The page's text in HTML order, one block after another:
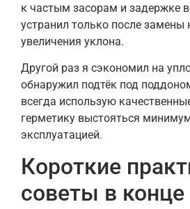
к частым засорам и задержке
устранил только после замены
увеличения уклона.
Другой раз я сэкономил на
обнаружил подтёк под
всегда использую
герметику выстояться
эксплуатацией.
Короткие
советы в конце